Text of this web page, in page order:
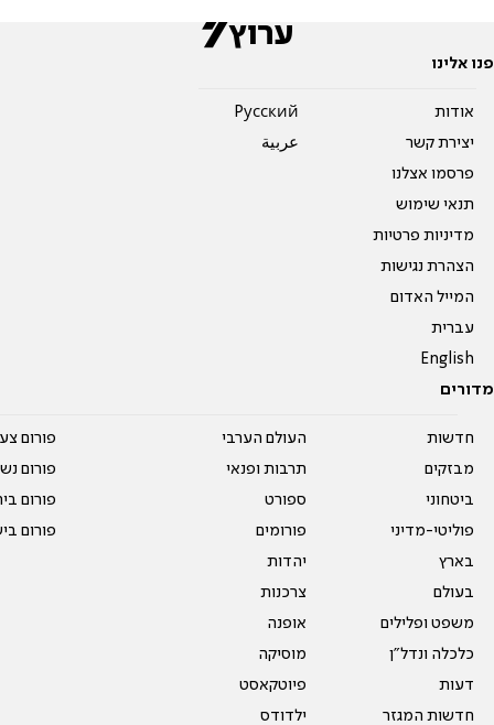
פנו אלינו
אודות
יצירת קשר
פרסמו אצלנו
תנאי שימוש
מדיניות פרטיות
הצהרת נגישות
המייל האדום
עברית
English
Pусский
عربية
מדורים
חדשות
מבזקים
ביטחוני
פוליטי-מדיני
בארץ
בעולם
משפט ופלילים
כלכלה ונדל"ן
דעות
חדשות המגזר
העולם הערבי
תרבות ופנאי
ספורט
פורומים
יהדות
צרכנות
אופנה
מוסיקה
פיוטקאסט
ילדודס
פורום
פורום
פורום
פורום